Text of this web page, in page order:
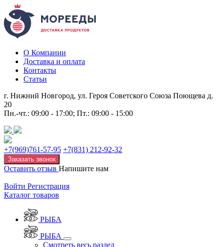
О Компании
Доставка и оплата
Контакты
Статьи
г. Нижний Новгород, ул. Героя Советского Союза Поющева д.
20
Пн.-чт.: 09:00 - 17:00; Пт.: 09:00 - 15:00
+7(969)761-57-95 +7(831) 212-92-32
Заказать звонок
Оставить отзыв Напишите нам
Войти Регистрация
Каталог товаров
РЫБА
РЫБА
Смотреть весь раздел